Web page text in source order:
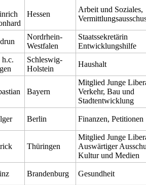
Hessen
Arbeit und Soziales,
Nordrhein-
Westfalen
Staatssekretärin
Entwicklungshilfe
h.c.
Schleswig-
Holstein
Haushalt
Bayern
Mitglied Junge
Verkehr, Bau und
Stadtentwicklung
Berlin Finanzen, Petitionen
Thüringen
Mitglied Junge
Auswärtiger
Kultur und Medien
Brandenburg Gesundheit